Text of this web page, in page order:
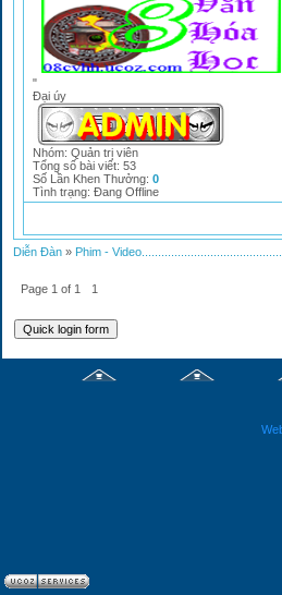
"
Đại úy
Nhóm: Quản trị viên
Tổng số bài viết: 53
Số Lần Khen Thưởng: 0
Tình trạng: Đang Offline
Diễn Đàn » Phim -
Page 1 of 1 1